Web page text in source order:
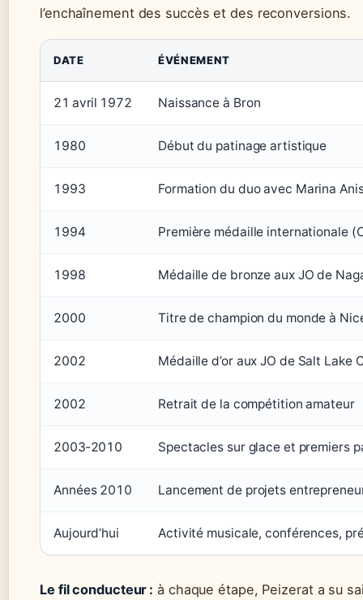
l’enchaînement des succès et des reconversions.
DATE ÉVÉNEMENT
21 avril 1972 Naissance à Bron
1980 Début du patinage artistique
1993 Formation du duo avec Marina
1994 Première médaille internationale
1998 Médaille de bronze aux JO de
2000 Titre de champion du monde à
2002 Médaille d’or aux JO de Salt Lake
2002 Retrait de la compétition amateur
2003‑2010 Spectacles sur glace et premiers
Années 2010 Lancement de projets
Aujourd’hui Activité musicale, conférences,
Le fil conducteur : à chaque étape, Peizerat a su